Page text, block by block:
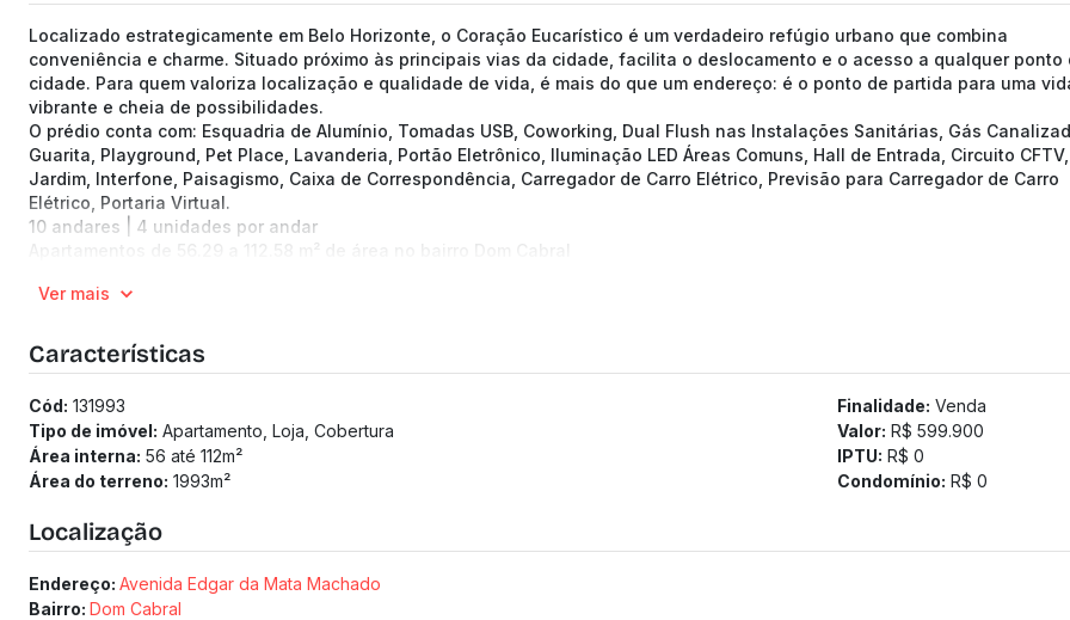
Localizado estrategicamente em Belo Horizonte, o Coração Eucarístico é um verdadeiro refúgio urbano que combina
conveniência e charme. Situado próximo às principais vias da cidade, facilita o deslocamento e o acesso a qualquer ponto
cidade. Para quem valoriza localização e qualidade de vida, é mais do que um endereço: é o ponto de partida para uma
vibrante e cheia de possibilidades.
O prédio conta com: Esquadria de Alumínio, Tomadas USB, Coworking, Dual Flush nas Instalações Sanitárias, Gás
Guarita, Playground, Pet Place, Lavanderia, Portão Eletrônico, Iluminação LED Áreas Comuns, Hall de Entrada, Circuito CFTV,
Jardim, Interfone, Paisagismo, Caixa de Correspondência, Carregador de Carro Elétrico, Previsão para Carregador de Carro
Elétrico, Portaria Virtual.
10 andares | 4 unidades por andar
Apartamentos de 56.29 a 112.58 m² de área no bairro Dom Cabral
1 a 2 vagas
Previsão de entrega: 01/08/2027
Medidor de água individualizado
Ver mais
Características
Cód: 131993
Tipo de imóvel: Apartamento, Loja, Cobertura
Área interna: 56 até 112m²
Área do terreno: 1993m²
Finalidade: Venda
Valor: R$ 599.900
IPTU: R$ 0
Condomínio: R$ 0
Localização
Endereço: Avenida Edgar da Mata Machado
Bairro: Dom Cabral